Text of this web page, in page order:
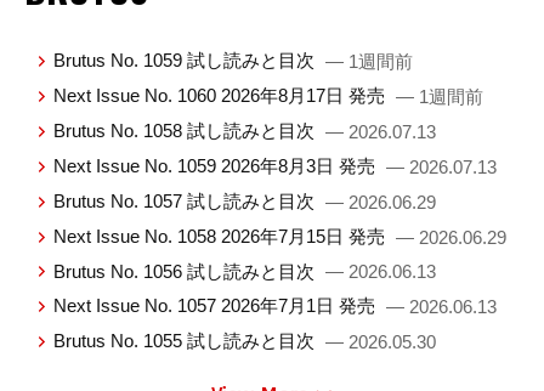
Brutus No. 1059 試し読みと目次 — 1週間前
Next Issue No. 1060 2026年8月17日 発売 — 1週間前
Brutus No. 1058 試し読みと目次 — 2026.07.13
Next Issue No. 1059 2026年8月3日 発売 — 2026.07.13
Brutus No. 1057 試し読みと目次 — 2026.06.29
Next Issue No. 1058 2026年7月15日 発売 — 2026.06.29
Brutus No. 1056 試し読みと目次 — 2026.06.13
Next Issue No. 1057 2026年7月1日 発売 — 2026.06.13
Brutus No. 1055 試し読みと目次 — 2026.05.30